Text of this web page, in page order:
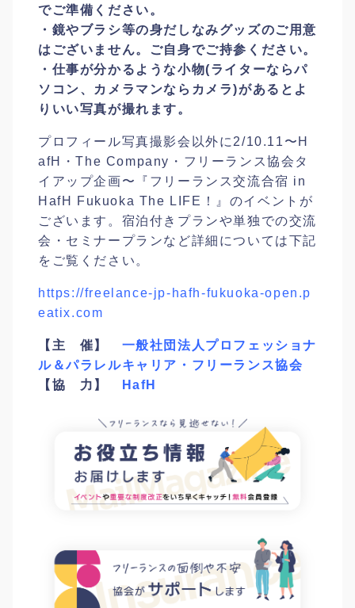
でご準備ください。
・鏡やブラシ等の身だしなみグッズのご用意
はございません。ご自身でご持参ください。
・仕事が分かるような小物(ライターならパ
ソコン、カメラマンならカメラ)があるとよ
りいい写真が撮れます。
プロフィール写真撮影会以外に2/10.11〜H
afH・The Company・フリーランス協会タ
イアップ企画〜『フリーランス交流合宿 in
HafH Fukuoka The LIFE！』のイベントが
ございます。宿泊付きプランや単独での交流
会・セミナープランなど詳細については下記
をご覧ください。
https://freelance-jp-hafh-fukuoka-open.p
eatix.com
【主 催】 一般社団法人プロフェッショナ
ル＆パラレルキャリア・フリーランス協会
【協 力】
HafH